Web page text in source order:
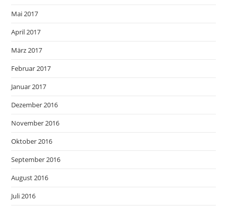
Mai 2017
April 2017
März 2017
Februar 2017
Januar 2017
Dezember 2016
November 2016
Oktober 2016
September 2016
August 2016
Juli 2016